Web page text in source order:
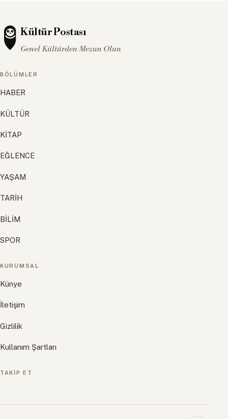
Kültür Postası
Genel Kültürden Mezun Olun
BÖLÜMLER
HABER
KÜLTÜR
KİTAP
EĞLENCE
YAŞAM
TARİH
BİLİM
SPOR
KURUMSAL
Künye
İletişim
Gizlilik
Kullanım Şartları
TAKIP ET